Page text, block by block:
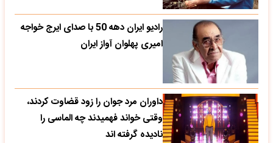
رادیو ایران دهه 50 با صدای ایرج خواجه
امیری پهلوان آواز ایران
داوران مرد جوان را زود قضاوت کردند،
وقتی خواند فهمیدند چه الماسی را
نادیده گرفته اند